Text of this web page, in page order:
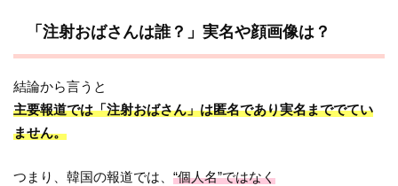
「注射おばさんは誰？」実名や顔画像は？
結論から言うと
主要報道では「注射おばさん」は匿名であり実名まででてい
ません。
つまり、韓国の報道では、“個人名”ではなく